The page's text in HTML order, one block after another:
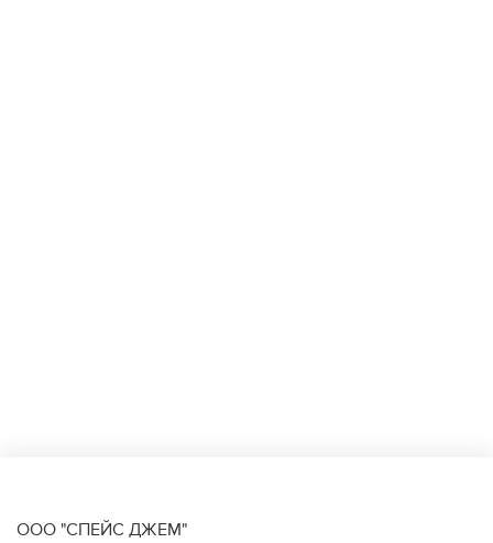
ООО "СПЕЙС ДЖЕМ"